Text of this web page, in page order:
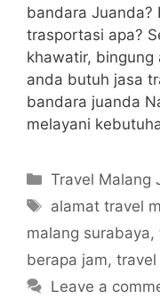
bandara Juanda?
trasportasi apa?
khawatir, bingung
anda butuh jasa
bandara juanda
melayani
Categories
Travel Malang
Tags
alamat travel
malang surabaya,
berapa jam, travel
Leave a